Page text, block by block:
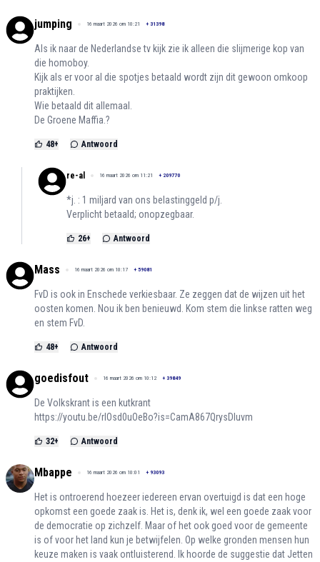
jumping 16 maart 2026 om 10:21 + 31398
Als ik naar de Nederlandse tv kijk zie ik alleen die slijmerige kop van
die homoboy.
Kijk als er voor al die spotjes betaald wordt zijn dit gewoon omkoop
praktijken.
Wie betaald dit allemaal.
De Groene Maffia.?
48+ Antwoord
re-al 16 maart 2026 om 11:21 + 209770
*j. : 1 miljard van ons belastinggeld p/j.
Verplicht betaald; onopzegbaar.
26+ Antwoord
Mass 16 maart 2026 om 10:17 + 59081
FvD is ook in Enschede verkiesbaar. Ze zeggen dat de wijzen uit het
oosten komen. Nou ik ben benieuwd. Kom stem die linkse ratten weg
en stem FvD.
48+ Antwoord
goedisfout 16 maart 2026 om 10:12 + 39849
De Volkskrant is een kutkrant
https://youtu.be/rlOsd0uOeBo?is=CamA867QrysDIuvm
32+ Antwoord
Mbappe 16 maart 2026 om 10:01 + 93093
Het is ontroerend hoezeer iedereen ervan overtuigd is dat een hoge
opkomst een goede zaak is. Het is, denk ik, wel een goede zaak voor
de democratie op zichzelf. Maar of het ook goed voor de gemeente
is of voor het land kun je betwijfelen. Op welke gronden mensen hun
keuze maken is vaak ontluisterend. Ik hoorde de suggestie dat Jetten